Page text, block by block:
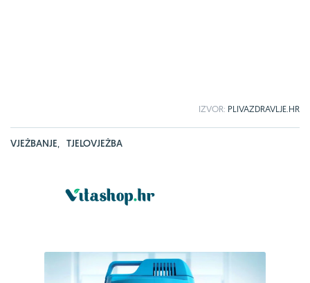
IZVOR: PLIVAZDRAVLJE.HR
VJEŽBANJE, TJELOVJEŽBA